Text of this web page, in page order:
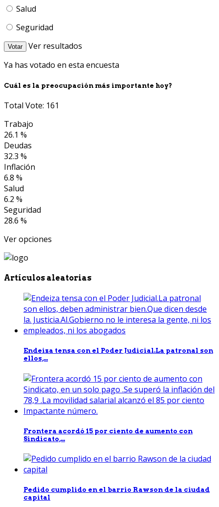
Salud
Seguridad
Votar
Ver resultados
Ya has votado en esta encuesta
Cuál es la preocupación más importante hoy?
Total Vote: 161
Trabajo
26.1 %
Deudas
32.3 %
Inflación
6.8 %
Salud
6.2 %
Seguridad
28.6 %
Ver opciones
Artículos aleatorias
Endeiza tensa con el Poder Judicial.La patronal son
ellos,...
Frontera acordó 15 por ciento de aumento con
Sindicato,...
Pedido cumplido en el barrio Rawson de la ciudad
capital